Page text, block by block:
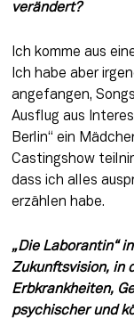
verändert?
Ich komme aus
Ich habe aber
angefangen,
Ausflug aus
Berlin“ ein
Castingshow
dass ich alles
erzählen habe.
„Die Laborantin“
Zukunftsvision, in
Erbkrankheiten,
psychischer und